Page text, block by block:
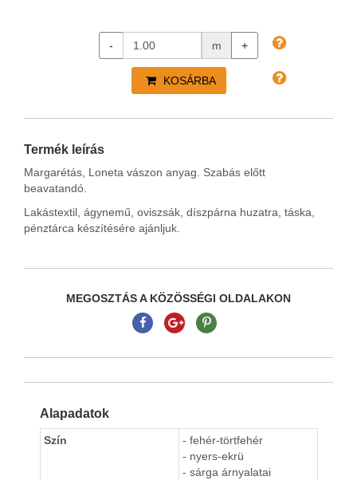
- m +
KOSÁRBA
Termék leírás
Margarétás, Loneta vászon anyag. Szabás előtt
beavatandó.
Lakástextil, ágynemű, oviszsák, díszpárna huzatra, táska,
pénztárca készítésére ajánljuk.
MEGOSZTÁS A KÖZÖSSÉGI OLDALAKON
Alapadatok
Szín
- fehér-törtfehér
- nyers-ekrü
- sárga árnyalatai